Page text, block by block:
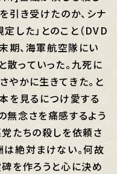
引き受けたのか、シナ
した」とのこと（DVD
期、海軍航空隊にい
っていった。九死に
かに生きてきた。と
を見るにつけ愛する
無念さを痛感するよう
たちの殺しを依頼さ
絶対まけない。何故
を作ろうと心に決め